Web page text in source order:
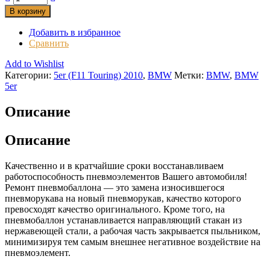
В корзину
Добавить в избранное
Сравнить
Add to Wishlist
Категории: 5er (F11 Touring) 2010, BMW Метки: BMW, BMW
5er
Описание
Описание
Качественно и в кратчайшие сроки восстанавливаем
работоспособность пневмоэлементов Вашего автомобиля!
Ремонт пневмобаллона — это замена износившегося
пневморукава на новый пневморукав, качество которого
превосходят качество оригинального. Кроме того, на
пневмобаллон устанавливается направляющий стакан из
нержавеющей стали, а рабочая часть закрывается пыльником,
минимизируя тем самым внешнее негативное воздействие на
пневмоэлемент.